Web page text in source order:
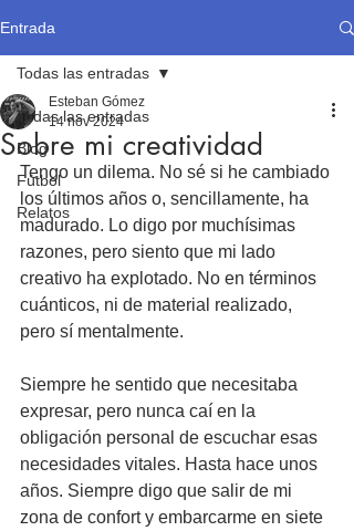
Entrada
Todas las entradas
Blog
Fútbol
Relatos
Todas las entradas
Sobre mi creatividad
Esteban Gómez
14 nov 2024
Tengo un dilema. No sé si he cambiado
los últimos años o, sencillamente, ha
madurado. Lo digo por muchísimas
razones, pero siento que mi lado
creativo ha explotado. No en términos
cuánticos, ni de material realizado,
pero sí mentalmente.
Siempre he sentido que necesitaba
expresar, pero nunca caí en la
obligación personal de escuchar esas
necesidades vitales. Hasta hace unos
años. Siempre digo que salir de mi
zona de confort y embarcarme en siete